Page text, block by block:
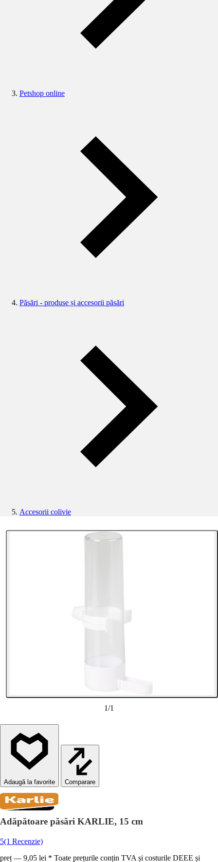
Petshop online
Păsări - produse și accesorii păsări
Accesorii colivie
1/1
Comparare
Adăpătoare păsări KARLIE, 15 cm
5(1 Recenzie)
preț — 9,05 lei * Toate prețurile conțin TVA și costurile DEEE și